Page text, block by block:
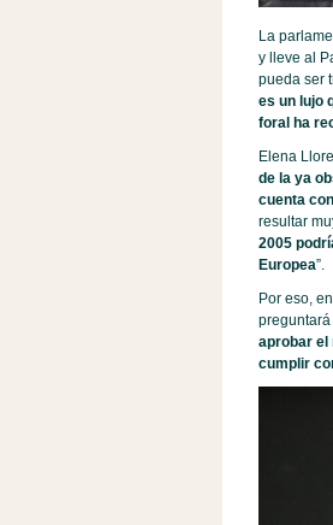
La
y lleve al
pueda ser
es un lujo
foral ha
Elena
de la ya
cuenta
resultar
2005
Europea”.
Por eso,
preguntará
aprobar el
cumplir